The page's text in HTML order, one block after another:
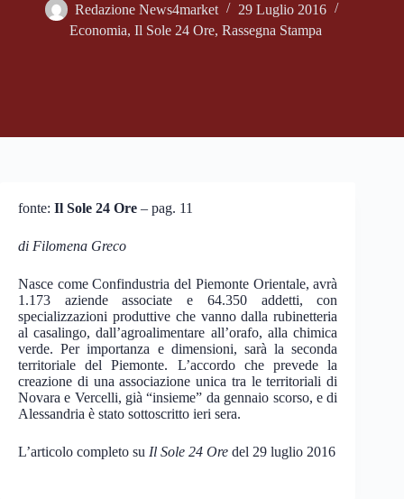
Redazione News4market
29 Luglio 2016
Economia,Il Sole 24 Ore,Rassegna Stampa
fonte: Il Sole 24 Ore – pag. 11
di Filomena Greco
Nasce come Confindustria del Piemonte Orientale, avrà
1.173 aziende associate e 64.350 addetti, con
specializzazioni produttive che vanno dalla rubinetteria
al casalingo, dall’agroalimentare all’orafo, alla chimica
verde. Per importanza e dimensioni, sarà la seconda
territoriale del Piemonte. L’accordo che prevede la
creazione di una associazione unica tra le territoriali di
Novara e Vercelli, già “insieme” da gennaio scorso, e di
Alessandria è stato sottoscritto ieri sera.
L’articolo completo su Il Sole 24 Ore del 29 luglio 2016